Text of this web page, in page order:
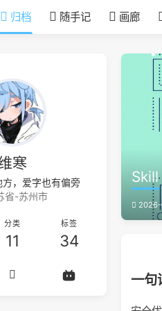
归档 随手记 画廊
一句
寒
，爱字也有偏旁
省-苏州市
分类
11
标签
34